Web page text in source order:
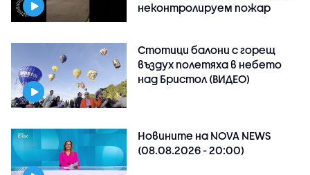
неконтролируем пожар
Стотици балони с горещ
въздух полетяха в небето
над Бристол (ВИДЕО)
Новините на NOVA NEWS
(08.08.2026 - 20:00)